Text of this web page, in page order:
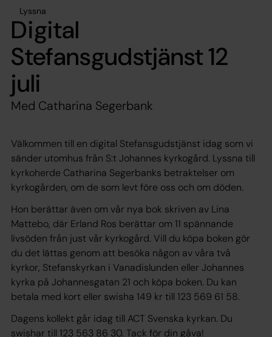
Lyssna
Digital
Stefansgudstjänst 12
juli
Med Catharina Segerbank
Välkommen till en digital Stefansgudstjänst idag som vi
sänder utomhus från S:t Johannes kyrkogård. Lyssna till
kyrkoherde Catharina Segerbanks betraktelser om
kyrkogården, om de som levt före oss och om döden.
Hon berättar även om vår nya bok skriven av Lina
Mattebo, där Erland Ros berättar om 11 spännande
livsöden från just vår kyrkogård. Vill du köpa boken gör
du det lättas genom att besöka någon av våra två
kyrkor, Stefanskyrkan i Vanadislunden eller Johannes
kyrka på Johannesgatan 21 och köpa boken. Du kan
betala med kort eller swisha 149 kr till 123 569 61 58.
Dagens kollekt går idag till ACT Svenska kyrkan. Du
swishar till 123 563 86 30. Tack för din gåva!